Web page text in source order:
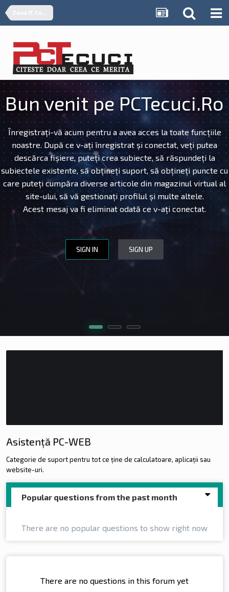
Bun venit pe PCTecuci.Ro
Înregistrați-vă acum pentru a avea acces la toate funcțiile
noastre. După ce v-ați înregistrat și conectat, veți putea
descărca fișiere, puteți crea subiecte, să răspundeți la
subiectele existente, să obțineți suport, să obțineți puncte cu
care puteți cumpăra diverse articole din magazinul virtual al
site-ului, să vă gestionați profilul și multe altele.
Acest mesaj va fi eliminat odată ce v-ați conectat.
SIGN IN SIGN UP
WEBSITE DESIGN
WEBSITE REVIEW
CERINȚE
APLICĂ
Asistență PC-WEB
Categorie de suport pentru tot ce ține de calculatoare, aplicații sau
website-uri.
Popular questions from the past month
There are no popular questions to show right now
There are no questions in this forum yet